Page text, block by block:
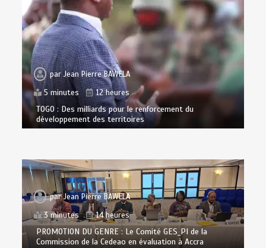
parJean Pierre BAWELA
5 minutes
12 heures
TOGO : Des milliards pour le renforcement du
développement des territoires
parJean Pierre BAWELA
3 minutes
14 heures
PROMOTION DU GENRE : Le Comité GES_PI de la
Commission de la Cedeao en évaluation à Accra